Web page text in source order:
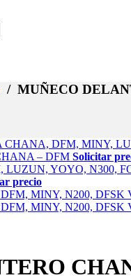
/ MUÑECO
– DFM Solicitar
precio